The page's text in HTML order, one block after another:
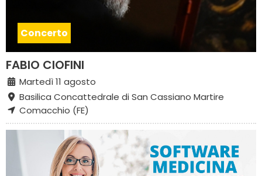
Concerto
FABIO CIOFINI
Martedì 11 agosto
Basilica Concattedrale di San Cassiano Martire
Comacchio (FE)